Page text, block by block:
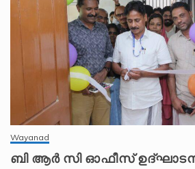
Wayanad
ബി ആർ സി ഓഫീസ്